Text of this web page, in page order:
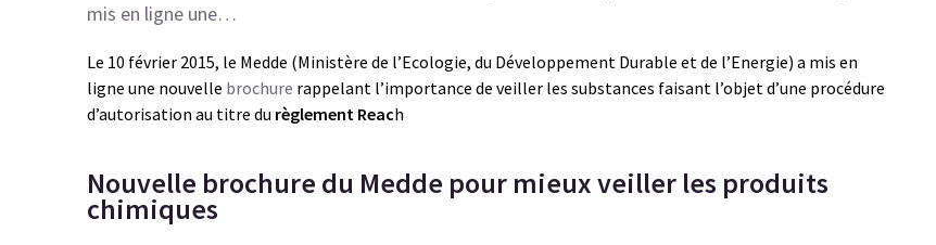
mis en ligne une…
Le 10 février 2015, le Medde (Ministère de l’Ecologie, du Développement Durable et de l’Energie) a mis en
ligne une nouvelle brochure rappelant l’importance de veiller les substances faisant l’objet d’une procédure
d’autorisation au titre du règlement Reach
Nouvelle brochure du Medde pour mieux veiller les produits
chimiques